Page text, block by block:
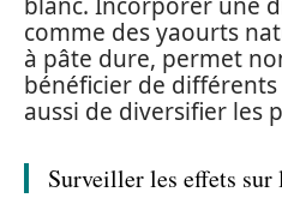
comme des yaourts
à pâte dure, permet
bénéficier de
aussi de diversifier les
Surveiller les effets sur